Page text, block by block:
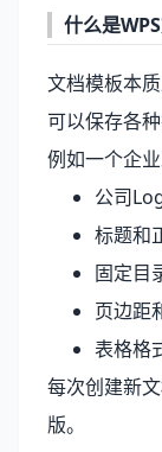
什么是
文档模板本
可以保存各
例如一个企
公司
标题和
固定目
页边距
表格格
每次创建新
版。